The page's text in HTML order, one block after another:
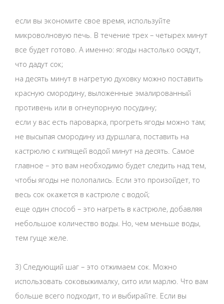
если вы экономите свое время, используйте
микроволновую печь. В течение трех – четырех минут
все будет готово. А именно: ягоды настолько осядут,
что дадут сок;
на десять минут в нагретую духовку можно поставить
красную смородину, выложенные эмалированный
противень или в огнеупорную посудину;
если у вас есть пароварка, прогреть ягоды можно там;
не высыпая смородину из дуршлага, поставить на
кастрюлю с кипящей водой минут на десять. Самое
главное – это вам необходимо будет следить над тем,
чтобы ягоды не полопались. Если это произойдет, то
весь сок окажется в кастрюле с водой;
еще один способ – это нагреть в кастрюле, добавляя
небольшое количество воды. Но, чем меньше воды,
тем гуще желе.
3) Следующий шаг – это отжимаем сок. Можно
использовать соковыжималку, сито или марлю. Что вам
больше всего подходит, то и выбирайте. Если вы